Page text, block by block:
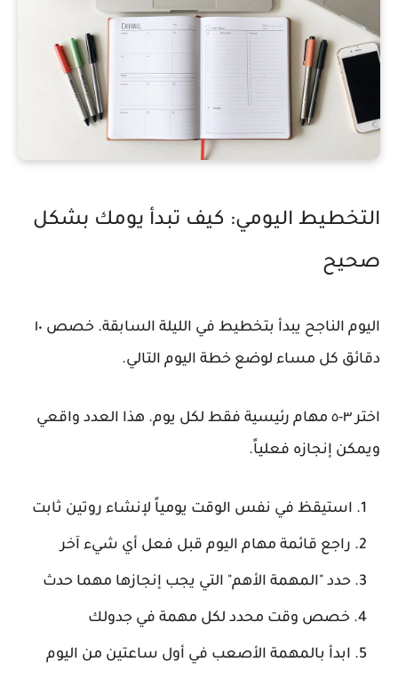
التخطيط اليومي: كيف تبدأ يومك بشكل
صحيح
اليوم الناجح يبدأ بتخطيط في الليلة السابقة. خصص ١٠
دقائق كل مساء لوضع خطة اليوم التالي.
اختر ٣-٥ مهام رئيسية فقط لكل يوم. هذا العدد واقعي
ويمكن إنجازه فعلياً.
استيقظ في نفس الوقت يومياً لإنشاء روتين ثابت
راجع قائمة مهام اليوم قبل فعل أي شيء آخر
حدد "المهمة الأهم" التي يجب إنجازها مهما حدث
خصص وقت محدد لكل مهمة في جدولك
ابدأ بالمهمة الأصعب في أول ساعتين من اليوم